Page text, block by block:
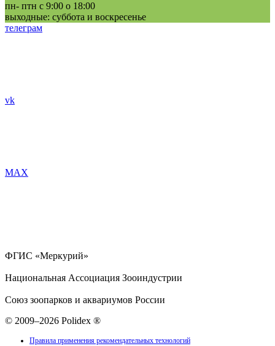
пн- птн с 9:00 о 18:00
выходные: суббота и воскресенье
телеграм
vk
MAX
ФГИС «Меркурий»
Национальная Ассоциация Зооиндустрии
Союз зоопарков и аквариумов России
© 2009–2026 Polidex ®
Правила применения рекомендательных технологий